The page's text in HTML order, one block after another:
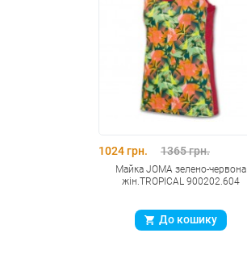
1024 грн. 1365 грн.
Майка JOMA зелено-червона
жiн.TROPICAL 900202.604
До кошику